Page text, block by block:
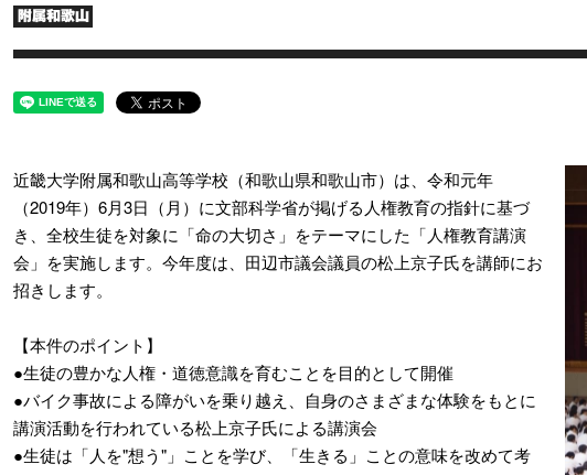
附属和歌山
近畿大学附属和歌山高等学校（和歌山県和歌山市）は、令和元年
（2019年）6月3日（月）に文部科学省が掲げる人権教育の指針に基づ
き、全校生徒を対象に「命の大切さ」をテーマにした「人権教育講演
会」を実施します。今年度は、田辺市議会議員の松上京子氏を講師にお
招きします。
【本件のポイント】
●生徒の豊かな人権・道徳意識を育むことを目的として開催
●バイク事故による障がいを乗り越え、自身のさまざまな体験をもとに
講演活動を行われている松上京子氏による講演会
●生徒は「人を"想う"」ことを学び、「生きる」ことの意味を改めて考